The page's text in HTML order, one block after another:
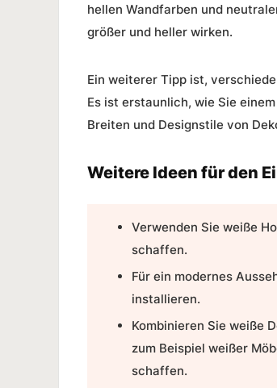
hellen Wandfarben und
größer und heller wirken.
Ein weiterer Tipp ist,
Es ist erstaunlich, wie Sie
Breiten und Designstile von
Weitere Ideen für den
Verwenden Sie weiße
schaffen.
Für ein modernes
installieren.
Kombinieren Sie weiße
zum Beispiel weißer
schaffen.